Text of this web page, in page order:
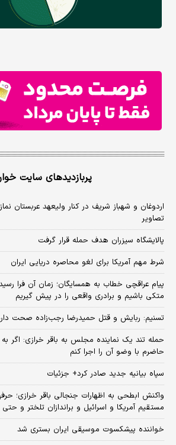
پربازدیدهای سایت
اردوغان و شهباز شریف در کنار ولیعهد عربستان
تصاویر
پالایشگاه سیزران هدف حمله قرار گرفت
شرط مهم آمریکا برای لغو محاصره دریایی ایران
پیام عراقچی خطاب به همسایگان؛ زمان آن فرا
متکی باشیم و برادری واقعی را در پیش گیریم
تسنیم: ربایش و قتل حمیدرضا رجب‌زاده صحت
حمله تند یک نماینده مجلس به باقر خرازی:
حاضرم با وضو آن را اجرا کنم
سپاه بیانیه جدید صادر کرد+ جزئیات
واکنش ابطحی به اظهارات جنجالی باقر خرازی؛
مستقیم آمریکا و اسرائیل و براندازان تلختر و
خواننده پیشکسوت موسیقی ایران بستری شد